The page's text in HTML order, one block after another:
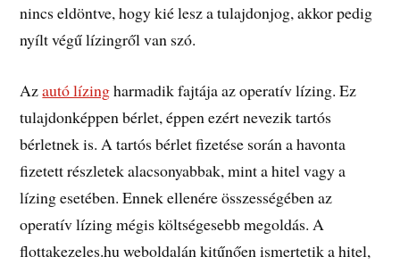
nincs eldöntve, hogy kié lesz a tulajdonjog, akkor pedig
nyílt végű lízingről van szó.
Azautó lízingharmadik fajtája az operatív lízing. Ez
tulajdonképpen bérlet, éppen ezért nevezik tartós
bérletnek is. A tartós bérlet fizetése során a havonta
fizetett részletek alacsonyabbak, mint a hitel vagy a
lízing esetében. Ennek ellenére összességében az
operatív lízing mégis költségesebb megoldás. A
flottakezeles.hu weboldalán kitűnően ismertetik a hitel,